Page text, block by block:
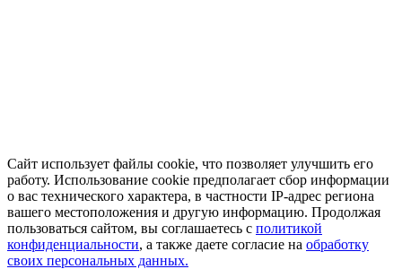
Сайт использует файлы cookie, что позволяет улучшить его
работу. Использование cookie предполагает сбор информации
о вас технического характера, в частности IP-адрес региона
вашего местоположения и другую информацию. Продолжая
пользоваться сайтом, вы соглашаетесь с политикой
конфиденциальности, а также даете согласие на обработку
своих персональных данных.